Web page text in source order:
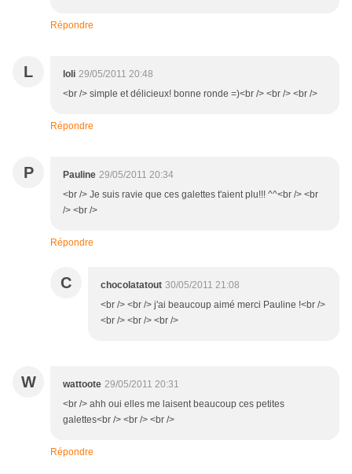
Répondre
L loli 29/05/2011 20:48
<br /> simple et délicieux! bonne ronde =)<br /> <br /> <br />
Répondre
P Pauline 29/05/2011 20:34
<br /> Je suis ravie que ces galettes t'aient plu!!! ^^<br /> <br
/> <br />
Répondre
C chocolatatout 30/05/2011 21:08
<br /> <br /> j'ai beaucoup aimé merci Pauline !<br />
<br /> <br /> <br />
W wattoote 29/05/2011 20:31
<br /> ahh oui elles me laisent beaucoup ces petites
galettes<br /> <br /> <br />
Répondre